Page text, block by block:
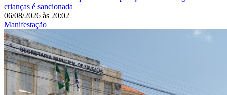
crianças é sancionada
06/08/2026 às 20:02
Manifestação